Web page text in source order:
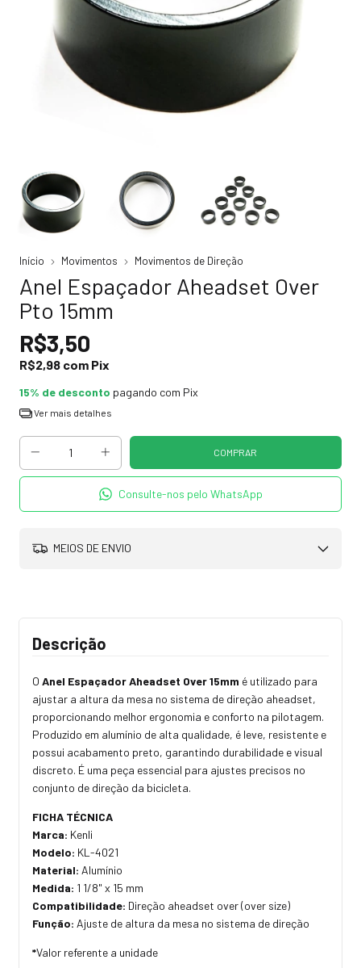
Início Movimentos Movimentos de Direção
Anel Espaçador Aheadset Over
Pto 15mm
R$3,50
R$2,98 com Pix
15% de desconto pagando com Pix
Ver mais detalhes
Consulte-nos pelo WhatsApp
MEIOS DE ENVIO
Descrição
O Anel Espaçador Aheadset Over 15mm é utilizado para
ajustar a altura da mesa no sistema de direção aheadset,
proporcionando melhor ergonomia e conforto na pilotagem.
Produzido em alumínio de alta qualidade, é leve, resistente e
possui acabamento preto, garantindo durabilidade e visual
discreto. É uma peça essencial para ajustes precisos no
conjunto de direção da bicicleta.
FICHA TÉCNICA
Marca: Kenli
Modelo: KL-4021
Material: Alumínio
Medida: 1 1/8" x 15 mm
Compatibilidade: Direção aheadset over (over size)
Função: Ajuste de altura da mesa no sistema de direção
*Valor referente a unidade